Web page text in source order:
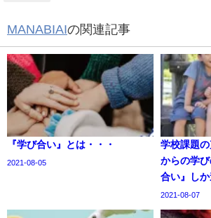
MANABIAI の関連記事
『学び合い』とは・・・
2021-08-05
学校課題
からの学
合い』しか
2021-08-07